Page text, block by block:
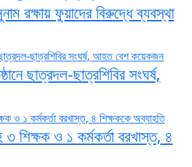
রক্ষায় ফুয়াদের বিরুদ্ধে ব্যবস্থা
ছাত্রদল-ছাত্রশিবির সংঘর্ষ,
৩ শিক্ষক ও ১ কর্মকর্তা বরখাস্ত, ৪